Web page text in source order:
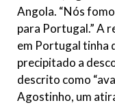
Angola. “Nós
para Portugal.” A
em Portugal tinha
precipitado a
descrito como
Agostinho, um